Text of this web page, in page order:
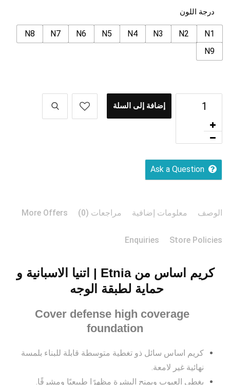
درجة اللون
N1
N2
N3
N4
N5
N6
N7
N8
N9
إضافة إلى السلة
Ask a Question
الوصف معلومات إضافية مراجعات (0) More Offers
Store Policies
Enquiries
كريم اساس من Etnia | اتنيا الاسبانية و
حماية لطبقة الوجه
Cover defense high coverage
foundation
كريم اساس سائل ذو تغطية متوسطة قابلة للبناء بلمسة
نهائية غير لامعة.
يغطي العيوب ويمنح البشرة مظهرًا طبيعيًا ومشرقًا.